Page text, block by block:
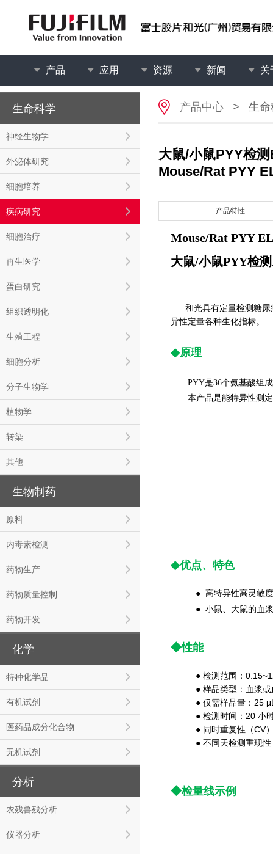
产品 应用 资源 新闻 关
生命科学
神经生物学
外泌体研究
细胞培养
疾病研究
细胞治疗
再生医学
蛋白研究
组织透明化
生殖工程
细胞分析
分子生物学
植物学
转染
其他
生物制药
原料
内毒素检测
药物生产
药物质量控制
药物开发
化学
特种化学品
有机试剂
医药品成分化合物
无机试剂
分析
农残兽残分析
仪器分析
产品中心 > 生命
大鼠/小鼠PYY检
Mouse/Rat PYY
产品特性
Mouse/Rat PYY
大鼠/小鼠PYY检
和光具有定量检测糖
异性定量各种生化指标。
◆原理
PYY是36个氨基酸组
本产品是能特异性测定
◆优点、特色
● 高特异性高灵敏
● 小鼠、大鼠的血
◆性能
● 检测范
● 样品类
● 仅需样品量：25
● 检测时间：20 小
● 同时重复性（CV
● 不同天检测重现
◆检量线示例